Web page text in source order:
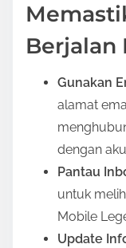
Berjalan
Gunakan
alamat
dengan
Pantau
untuk
Mobile
Update